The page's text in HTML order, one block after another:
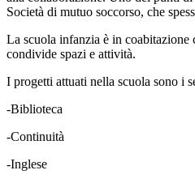
Società di mutuo soccorso, che
La scuola infanzia è in coabitazione
condivide spazi e attività.
I progetti attuati nella scuola sono i
-Biblioteca
-Continuità
-Inglese